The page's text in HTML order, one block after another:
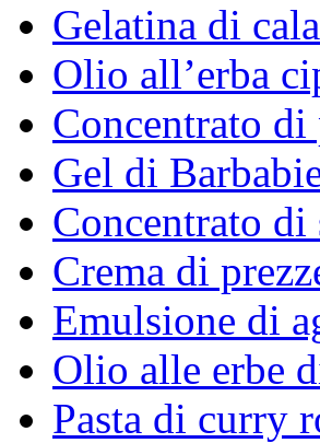
Gelatina di
Olio all’erba
Concentrato di
Gel di
Concentrato di
Crema di
Emulsione di
Olio alle erbe
Pasta di curry